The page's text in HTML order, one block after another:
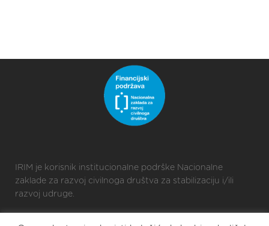
IRIM je korisnik institucionalne podrške Nacionalne
zaklade za razvoj civilnoga društva za stabilizaciju i/ili
razvoj udruge.